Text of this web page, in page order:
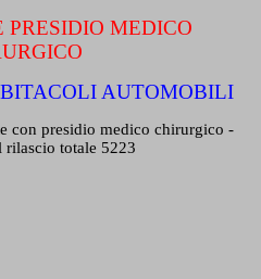
MEDICO
AUTOMOBILI